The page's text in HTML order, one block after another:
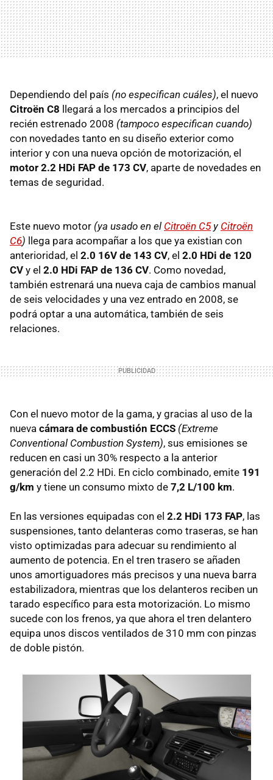
Dependiendo del país (no especifican cuáles), el nuevo
Citroën C8 llegará a los mercados a principios del
recién estrenado 2008 (tampoco especifican cuando)
con novedades tanto en su diseño exterior como
interior y con una nueva opción de motorización, el
motor 2.2 HDi FAP de 173 CV, aparte de novedades en
temas de seguridad.
Este nuevo motor (ya usado en el Citroën C5y Citroën
C6) llega para acompañar a los que ya existian con
anterioridad, el 2.0 16V de 143 CV, el 2.0 HDi de 120
CV y el 2.0 HDi FAP de 136 CV. Como novedad,
también estrenará una nueva caja de cambios manual
de seis velocidades y una vez entrado en 2008, se
podrá optar a una automática, también de seis
relaciones.
Con el nuevo motor de la gama, y gracias al uso de la
nueva cámara de combustión ECCS (Extreme
Conventional Combustion System), sus emisiones se
reducen en casi un 30% respecto a la anterior
generación del 2.2 HDi. En ciclo combinado, emite 191
g/km y tiene un consumo mixto de 7,2 L/100 km.
En las versiones equipadas con el 2.2 HDi 173 FAP, las
suspensiones, tanto delanteras como traseras, se han
visto optimizadas para adecuar su rendimiento al
aumento de potencia. En el tren trasero se añaden
unos amortiguadores más precisos y una nueva barra
estabilizadora, mientras que los delanteros reciben un
tarado específico para esta motorización. Lo mismo
sucede con los frenos, ya que ahora el tren delantero
equipa unos discos ventilados de 310 mm con pinzas
de doble pistón.